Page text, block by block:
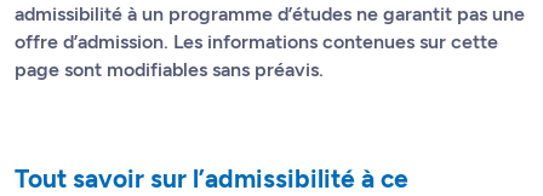
admissibilité à un programme d’études ne garantit pas une
offre d’admission. Les informations contenues sur cette
page sont modifiables sans préavis.
Tout savoir sur l’admissibilité à ce